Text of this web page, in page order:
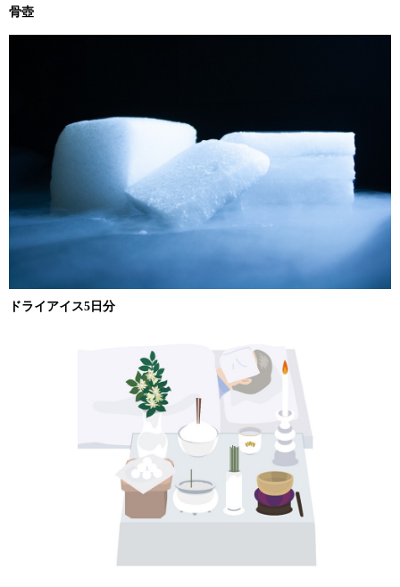
骨壺
ドライアイス5日分